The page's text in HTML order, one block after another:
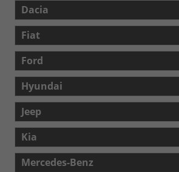
Dacia
Fiat
Ford
Hyundai
Jeep
Kia
Mercedes-Benz